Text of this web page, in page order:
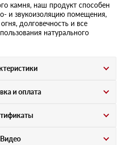
камня, наш продукт способен
и звукоизоляцию помещения,
долговечность и все
натурального
и оплата
Видео